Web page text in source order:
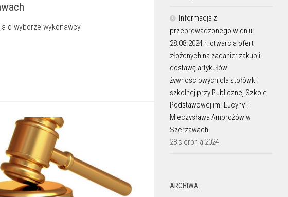
o wyborze wykonawcy
Informacja z
przeprowadzonego w dniu
28.08.2024 r. otwarcia ofert
złożonych na zadanie: zakup i
dostawę artykułów
żywnościowych dla stołówki
szkolnej przy Publicznej Szkole
Podstawowej im. Lucyny i
Mieczysława Ambrożów w
Szerzawach
28 sierpnia 2024
ARCHIWA